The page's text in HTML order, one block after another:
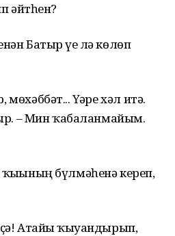
әйтһен?
Батыр үҙе лә көлөп
Үҙҙәре хәл итә.
– Мин ҡабаланмайым.
бүлмәһенә кереп,
Атайҙы ҡыуандырып,